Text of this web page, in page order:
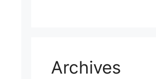
Archives